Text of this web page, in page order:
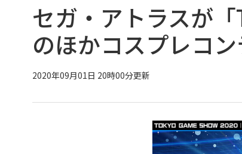
セガ・アトラスが
のほかコスプレコン
2020年09月01日 20時00分更新